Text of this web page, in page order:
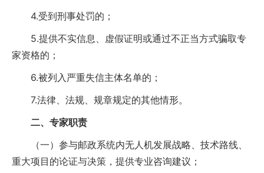
4.受到刑事处罚的；
5.提供不实信息、虚假证明或通过不正当方式骗取专
家资格的；
6.被列入严重失信主体名单的；
7.法律、法规、规章规定的其他情形。
二、专家职责
（一）参与邮政系统内无人机发展战略、技术路线、
重大项目的论证与决策，提供专业咨询建议；